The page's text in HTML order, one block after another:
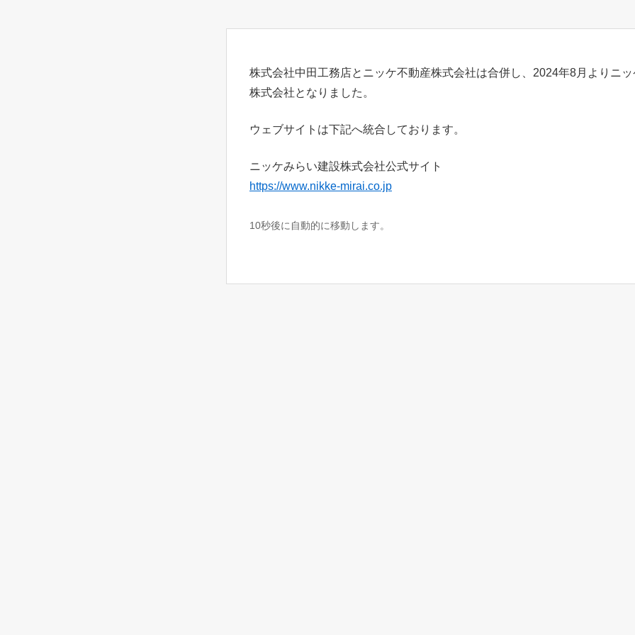
株式会社中田工務店とニッケ不動産株式会社は合併し、2024年8月よりニ
株式会社となりました。
ウェブサイトは下記へ統合しております。
ニッケみらい建設株式会社公式サイト
https://www.nikke-mirai.co.jp
10秒後に自動的に移動します。